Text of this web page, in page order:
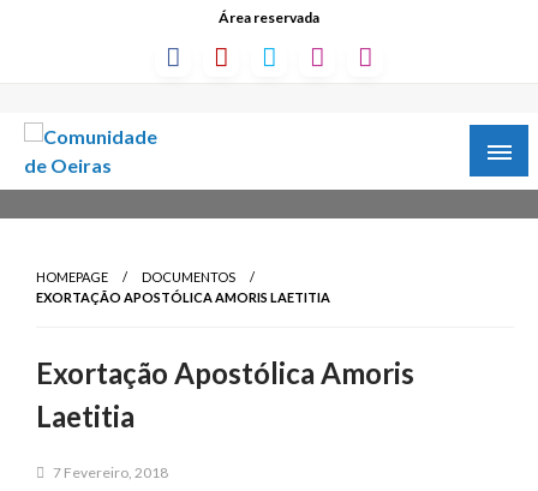
Área reservada
HOMEPAGE
DOCUMENTOS
EXORTAÇÃO APOSTÓLICA AMORIS LAETITIA
Exortação Apostólica Amoris
Laetitia
7 Fevereiro, 2018